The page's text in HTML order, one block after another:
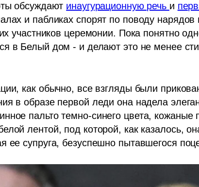
обсуждают инаугурационную речь и
и пабликах спорят по поводу нарядов
участников церемонии. Пока понятно
в Белый дом - и делают это не менее
как обычно, все взгляды были
в образе первой леди она надела
пальто темно-синего цвета, кожаные
лентой, под которой, как казалось,
ее супруга, безуспешно пытавшегося